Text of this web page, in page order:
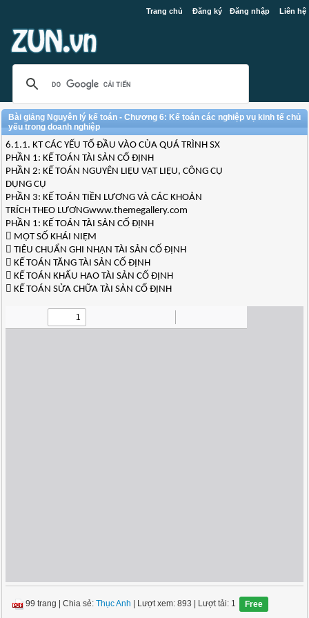
Trang chủ Đăng ký Đăng nhập Liên hệ
Bài giảng Nguyên lý kế toán - Chương 6: Kế toán các nghiệp vụ kinh tế chủ
yếu trong doanh nghiệp
6.1.1. KT CÁC YẾU TỐ ĐẦU VÀO CỦA QUÁ TRÌNH SX
PHẦN 1: KẾ TOÁN TÀI SẢN CỐ ĐỊNH
PHẦN 2: KẾ TOÁN NGUYÊN LIỆU VẬT LIỆU, CÔNG CỤ
DỤNG CỤ
PHẦN 3: KẾ TOÁN TIỀN LƯƠNG VÀ CÁC KHOẢN
TRÍCH THEO LƯƠNGwww.themegallery.com
PHẦN 1: KẾ TOÁN TÀI SẢN CỐ ĐỊNH
 MỘT SỐ KHÁI NIỆM
 TIÊU CHUẨN GHI NHẬN TÀI SẢN CỐ ĐỊNH
 KẾ TOÁN TĂNG TÀI SẢN CỐ ĐỊNH
 KẾ TOÁN KHẤU HAO TÀI SẢN CỐ ĐỊNH
 KẾ TOÁN SỬA CHỮA TÀI SẢN CỐ ĐỊNH
99 trang |Chia sẻ:Thục Anh | Lượt xem: 893 | Lượt tải: 1 Free